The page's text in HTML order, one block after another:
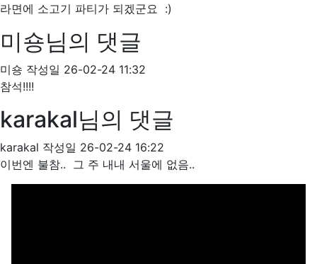
라면에 소고기 파티가 되겠군요 :)
미숑님의 댓글
미숑 작성일 26-02-24 11:32
참석!!!!
karakal님의 댓글
karakal 작성일 26-02-24 16:22
이번엔 불참.. 그 주 내내 서울에 없음..